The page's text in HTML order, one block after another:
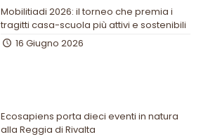
Mobilitiadi 2026: il torneo che premia i
tragitti casa-scuola più attivi e sostenibili
16 Giugno 2026
Ecosapiens porta dieci eventi in natura
alla Reggia di Rivalta